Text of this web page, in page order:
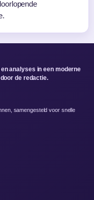
analyses in een moderne
de redactie.
samengesteld voor snelle